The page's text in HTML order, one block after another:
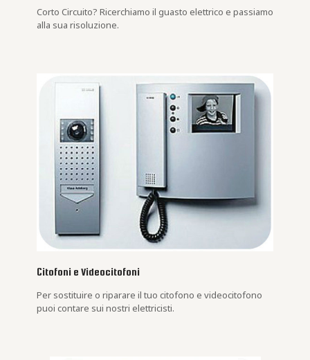
Corto Circuito? Ricerchiamo il guasto elettrico e passiamo
alla sua risoluzione.
Citofoni e Videocitofoni
Per sostituire o riparare il tuo citofono e videocitofono
puoi contare sui nostri elettricisti.